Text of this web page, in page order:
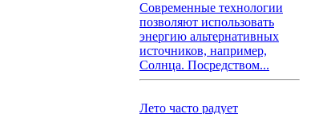
Современные технологии
позволяют использовать
энергию альтернативных
источников, например,
Солнца. Посредством...
Лето часто радует